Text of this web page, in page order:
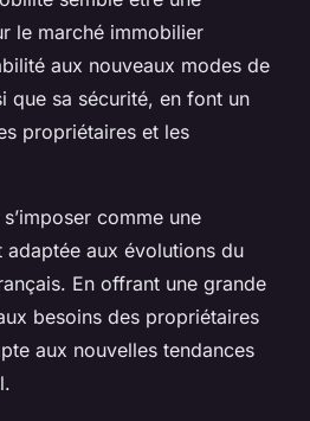
le marché immobilier
aux nouveaux modes de
que sa sécurité, en font un
propriétaires et les
comme une
adaptée aux évolutions du
En offrant une grande
besoins des propriétaires
aux nouvelles tendances